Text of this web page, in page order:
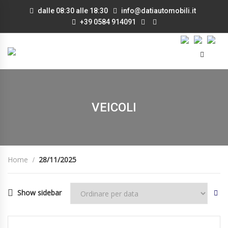
dalle 08:30 alle 18:30
info@datiautomobili.it
+39 0584 914091
VEICOLI
Home 28/11/2025
Show sidebar